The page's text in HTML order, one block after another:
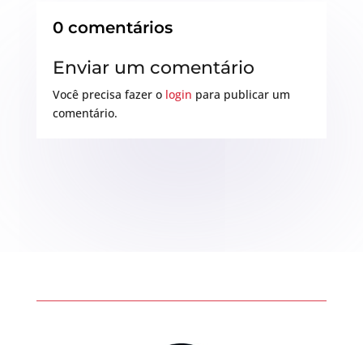
0 comentários
Enviar um comentário
Você precisa fazer o login para publicar um
comentário.